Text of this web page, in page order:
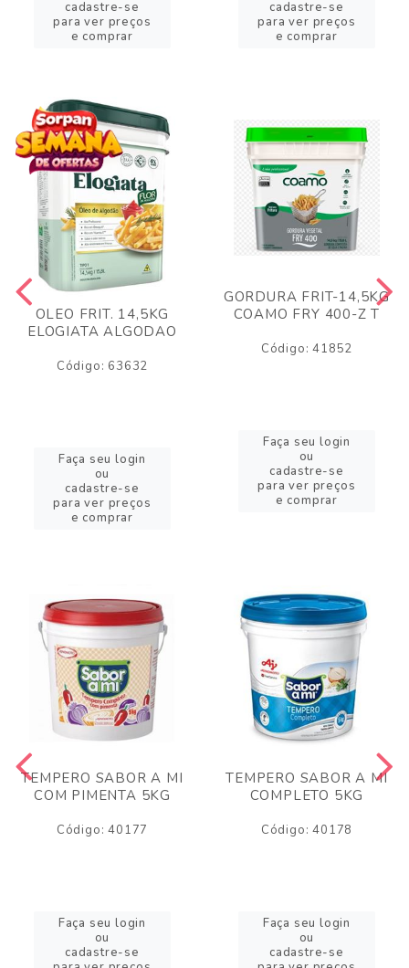
cadastre-se
para ver preços
e comprar
cadastre-se
para ver preços
e comprar
OLEO FRIT. 14,5KG
ELOGIATA ALGODAO
Código: 63632
Faça seu login
ou
cadastre-se
para ver preços
e comprar
GORDURA FRIT-14,5KG
COAMO FRY 400-Z T
Código: 41852
Faça seu login
ou
cadastre-se
para ver preços
e comprar
TEMPERO SABOR A MI
COM PIMENTA 5KG
Código: 40177
Faça seu login
ou
cadastre-se
TEMPERO SABOR A MI
COMPLETO 5KG
Código: 40178
Faça seu login
ou
cadastre-se